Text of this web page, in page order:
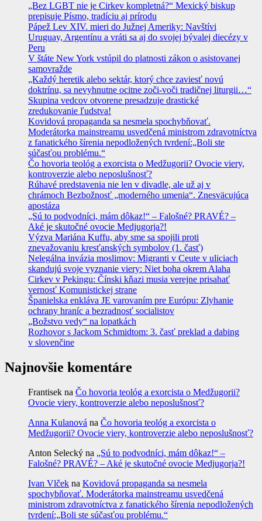
„Bez LGBT nie je Cirkev kompletná?“ Mexický biskup
prepisuje Písmo, tradíciu aj prírodu
Pápež Lev XIV. mieri do Južnej Ameriky: Navštívi
Uruguay, Argentínu a vráti sa aj do svojej bývalej diecézy v
Peru
V štáte New York vstúpil do platnosti zákon o asistovanej
samovražde
„Každý heretik alebo sektár, ktorý chce zaviesť novú
doktrínu, sa nevyhnutne ocitne zoči-voči tradičnej liturgii…“
Skupina vedcov otvorene presadzuje drastické
zredukovanie ľudstva!
Kovidová propaganda sa nesmela spochybňovať.
Moderátorka mainstreamu usvedčená ministrom zdravotníctva
z fanatického šírenia nepodložených tvrdení:„Boli ste
súčasťou problému.“
Čo hovoria teológ a exorcista o Medžugorii? Ovocie viery,
kontroverzie alebo neposlušnosť?
Rúhavé predstavenia nie len v divadle, ale už aj v
chrámoch Bezbožnosť „moderného umenia“. Znesväcujúca
apostáza
„Sú to podvodníci, mám dôkaz!“ – Falošné? PRAVÉ? –
Aké je skutočné ovocie Medjugorja?!
Výzva Mariána Kuffu, aby sme sa spojili proti
znevažovaniu kresťanských symbolov (1. časť)
Nelegálna invázia moslimov: Migranti v Ceute v uliciach
skandujú svoje vyznanie viery: Niet boha okrem Alaha
Cirkev v Pekingu: Čínski kňazi musia verejne prisahať
vernosť Komunistickej strane
Španielska enkláva JE varovaním pre Európu: Zlyhanie
ochrany hraníc a bezradnosť socialistov
„Božstvo vedy“ na lopatkách
Rozhovor s Jackom Schmidtom: 3. časť preklad a dabing
v slovenčine
Najnovšie komentáre
Frantisek na Čo hovoria teológ a exorcista o Medžugorii?
Ovocie viery, kontroverzie alebo neposlušnosť?
Anna Kulanová na Čo hovoria teológ a exorcista o
Medžugorii? Ovocie viery, kontroverzie alebo neposlušnosť?
Anton Selecký na „Sú to podvodníci, mám dôkaz!“ –
Falošné? PRAVÉ? – Aké je skutočné ovocie Medjugorja?!
Ivan Vlček na Kovidová propaganda sa nesmela
spochybňovať. Moderátorka mainstreamu usvedčená
ministrom zdravotníctva z fanatického šírenia nepodložených
tvrdení:„Boli ste súčasťou problému.“